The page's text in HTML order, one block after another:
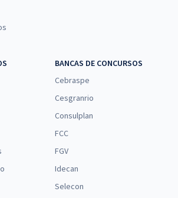
BANCAS DE CONCURSOS
Cebraspe
Cesgranrio
Consulplan
FCC
FGV
Idecan
Selecon